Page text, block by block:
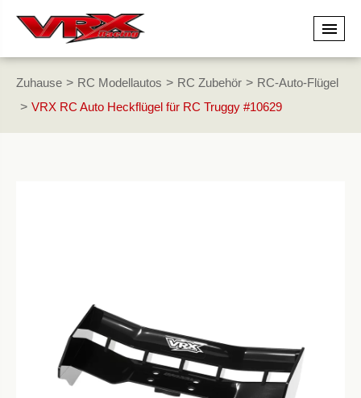
Zuhause RC Modellautos RC Zubehör
RC-Auto-Flügel
VRX RC Auto Heckflügel für RC Truggy #10629